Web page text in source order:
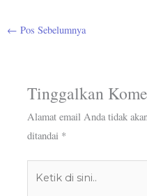
← Pos Sebelumnya
Tinggalkan
Alamat email Anda tidak
ditandai *